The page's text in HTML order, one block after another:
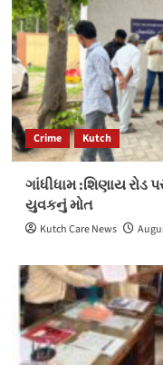
Crime Kutch
ગાંધીધામ :શિણાય રોડ
યુવકનું મોત
Kutch Care News